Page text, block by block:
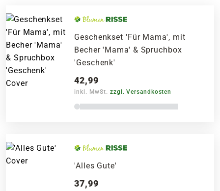
Geschenkset 'Für Mama', mit
Becher 'Mama' & Spruchbox
'Geschenk'
42,99
inkl. MwSt. zzgl. Versandkosten
'Alles Gute'
37,99